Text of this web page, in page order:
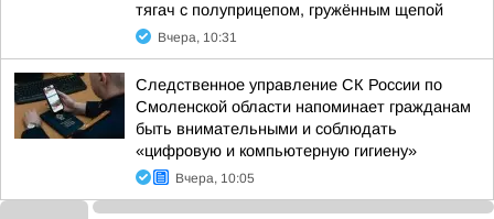
тягач с полуприцепом, гружённым щепой
Вчера, 10:31
Следственное управление СК России по
Смоленской области напоминает гражданам
быть внимательными и соблюдать
«цифровую и компьютерную гигиену»
Вчера, 10:05